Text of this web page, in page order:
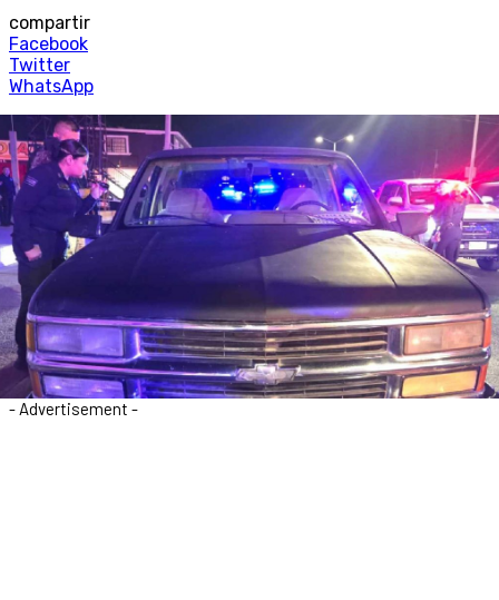
compartir
Facebook
Twitter
WhatsApp
- Advertisement -